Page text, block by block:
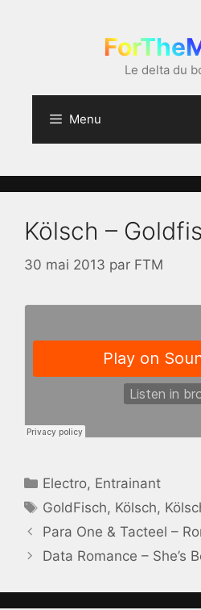
Le delta du
Menu
Kölsch –
30 mai 2013 par FTM
Catégories
Electro, Entrainant
Étiquettes
GoldFisch, Kölsch,
Para One & Tacteel –
Data Romance – She’s